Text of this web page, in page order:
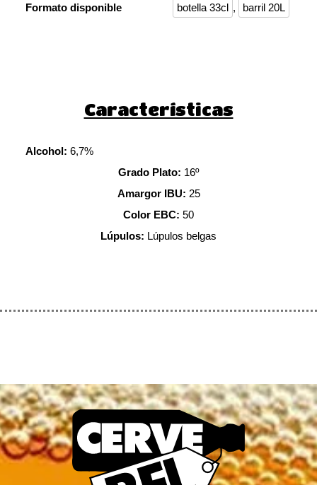
Formato disponible
botella 33cl , barril 20L
Características
Alcohol: 6,7%
Grado Plato: 16º
Amargor IBU: 25
Color EBC: 50
Lúpulos: Lúpulos belgas